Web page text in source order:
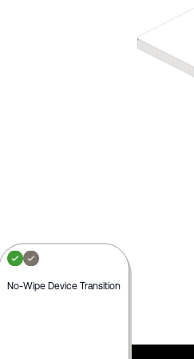
No-Wipe Device Transition